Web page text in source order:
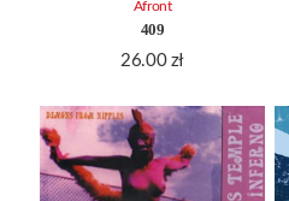
409
26.00 zł
Afront